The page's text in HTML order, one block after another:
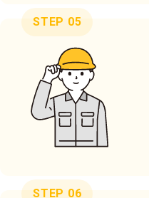
STEP 05
STEP 06